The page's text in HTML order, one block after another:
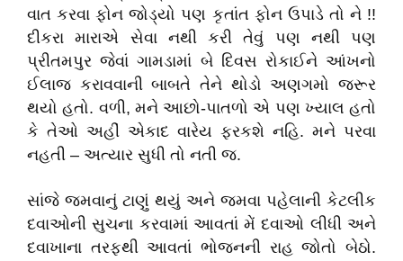
વાત કરવા ફોન જોડ્યો પણ કૃતાંત ફોન ઉપાડે તો ને !!
દીકરા મારાએ સેવા નથી કરી તેવું પણ નથી પણ
પ્રીતમપુર જેવાં ગામડામાં બે દિવસ રોકાઈને આંખનો
ઈલાજ કરાવવાની બાબતે તેને થોડો અણગમો જરૂર
થયો હતો. વળી, મને આછો-પાતળો એ પણ ખ્યાલ હતો
કે તેઓ અહીં એકાદ વારેય ફરકશે નહિ. મને પરવા
નહતી – અત્યાર સુધી તો નતી જ.
સાંજે જમવાનું ટાણું થયું અને જમવા પહેલાની કેટલીક
દવાઓની સુચના કરવામાં આવતાં મેં દવાઓ લીધી અને
દવાખાના તરફથી આવતાં ભોજનની રાહ જોતો બેઠો.